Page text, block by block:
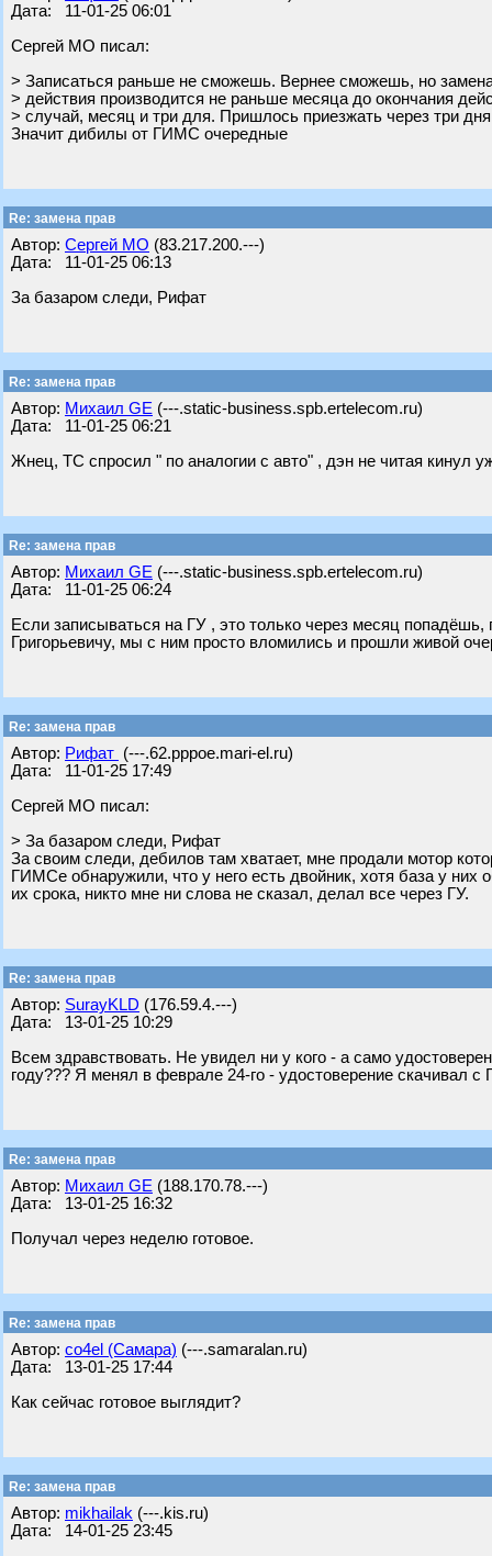
Дата: 11-01-25 06:01
Сергей МО писал:
> Записаться раньше не сможешь. Вернее сможешь, но
> действия производится не раньше месяца до окончания
> случай, месяц и три для. Пришлось приезжать через три
Значит дибилы от ГИМС очередные
Re: замена прав
Автор: Сергей МО (83.217.200.---)
Дата: 11-01-25 06:13
За базаром следи, Рифат
Re: замена прав
Автор: Михаил GE (---.static-business.spb.ertelecom.ru)
Дата: 11-01-25 06:21
Жнец, ТС спросил " по аналогии с авто" , дэн не читая кинул
Re: замена прав
Автор: Михаил GE (---.static-business.spb.ertelecom.ru)
Дата: 11-01-25 06:24
Если записываться на ГУ , это только через месяц
Григорьевичу, мы с ним просто вломились и прошли живой
Re: замена прав
Автор: Рифат (---.62.pppoe.mari-el.ru)
Дата: 11-01-25 17:49
Сергей МО писал:
> За базаром следи, Рифат
За своим следи, дебилов там хватает, мне продали мотор
ГИМСе обнаружили, что у него есть двойник, хотя база у
их срока, никто мне ни слова не сказал, делал все через ГУ.
Re: замена прав
Автор: SurayKLD (176.59.4.---)
Дата: 13-01-25 10:29
Всем здравствовать. Не увидел ни у кого - а само
году??? Я менял в феврале 24-го - удостоверение скачивал
Re: замена прав
Автор: Михаил GE (188.170.78.---)
Дата: 13-01-25 16:32
Получал через неделю готовое.
Re: замена прав
Автор: co4el (Самара) (---.samaralan.ru)
Дата: 13-01-25 17:44
Как сейчас готовое выглядит?
Re: замена прав
Автор: mikhailak (---.kis.ru)
Дата: 14-01-25 23:45